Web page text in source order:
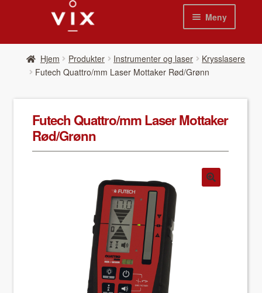
Hopp
til
navigasjon
Hopp
til
innhold
Meny
Hjem
Se kat­a­loger
Kon­takt oss
Våre leverandør­er
About VIX
Hjem Pro­duk­ter Instrumenter og laser
Krysslasere
Futech Quattro/mm Laser Mot­tak­er Rød/Grønn
Futech Quattro/mm Laser Mot­tak­er
Rød/Grønn